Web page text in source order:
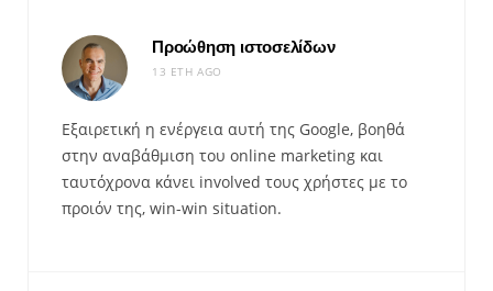
Προώθηση ιστοσελίδων
13 ΈΤΗ AGO
Εξαιρετική η ενέργεια αυτή της Google, βοηθά
στην αναβάθμιση του online marketing και
ταυτόχρονα κάνει involved τους χρήστες με το
προιόν της, win-win situation.